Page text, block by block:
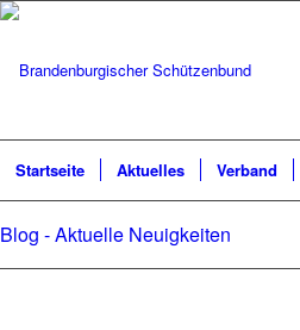
Startseite Aktuelles Verband
Blog - Aktuelle Neuigkeiten